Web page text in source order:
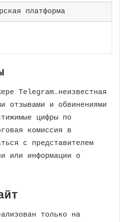
платформа
Telegram.неизвестная
отзывами и обвинениями
цифры по
комиссия в
с представителем
или информации о
только на